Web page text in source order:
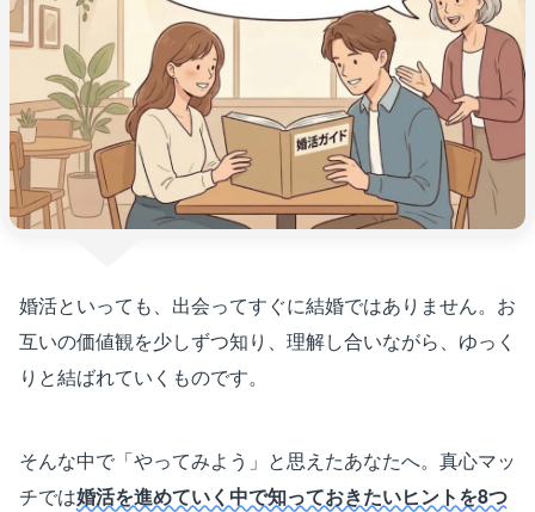
婚活といっても、出会ってすぐに結婚ではありません。お
互いの価値観を少しずつ知り、理解し合いながら、ゆっく
りと結ばれていくものです。
そんな中で「やってみよう」と思えたあなたへ。真心マッ
チでは婚活を進めていく中で知っておきたいヒントを8つ